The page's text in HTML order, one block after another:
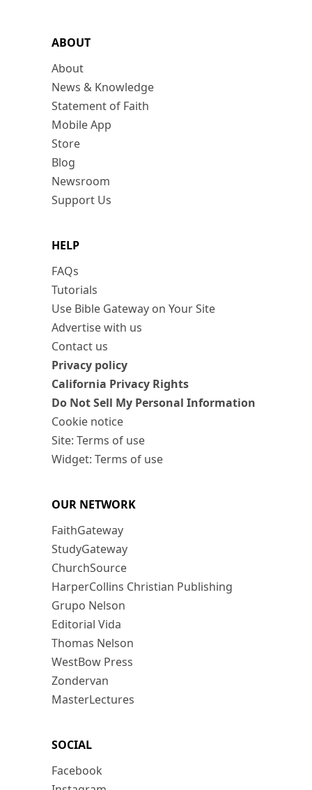
ABOUT
About
News & Knowledge
Statement of Faith
Mobile App
Store
Blog
Newsroom
Support Us
HELP
FAQs
Tutorials
Use Bible Gateway on Your Site
Advertise with us
Contact us
Privacy policy
California Privacy Rights
Do Not Sell My Personal Information
Cookie notice
Site: Terms of use
Widget: Terms of use
OUR NETWORK
FaithGateway
StudyGateway
ChurchSource
HarperCollins Christian Publishing
Grupo Nelson
Editorial Vida
Thomas Nelson
WestBow Press
Zondervan
MasterLectures
SOCIAL
Facebook